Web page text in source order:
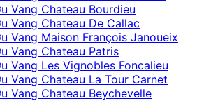
Vang Chateau Bourdieu
Vang Chateau De Callac
Vang Maison François Janoueix
Vang Chateau Patris
Vang Les Vignobles Foncalieu
Vang Chateau La Tour Carnet
Vang Chateau Beychevelle